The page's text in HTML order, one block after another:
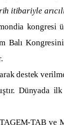
itibariyle
kongresi
Balı
destek
Dünyada
TAB ve